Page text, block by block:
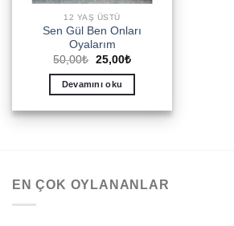
12 YAŞ ÜSTÜ
Sen Gül Ben Onları
Oyalarım
50,00₺ Orijinal
fiyat:
50,00₺.
25,00₺Şu
fiyat:
Devamını oku
EN ÇOK OYLANANLAR